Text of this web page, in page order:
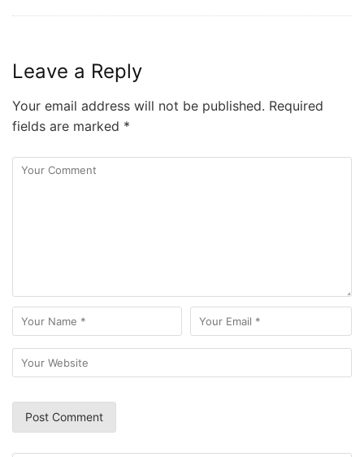
Leave a Reply
Your email address will not be published. Required
fields are marked *